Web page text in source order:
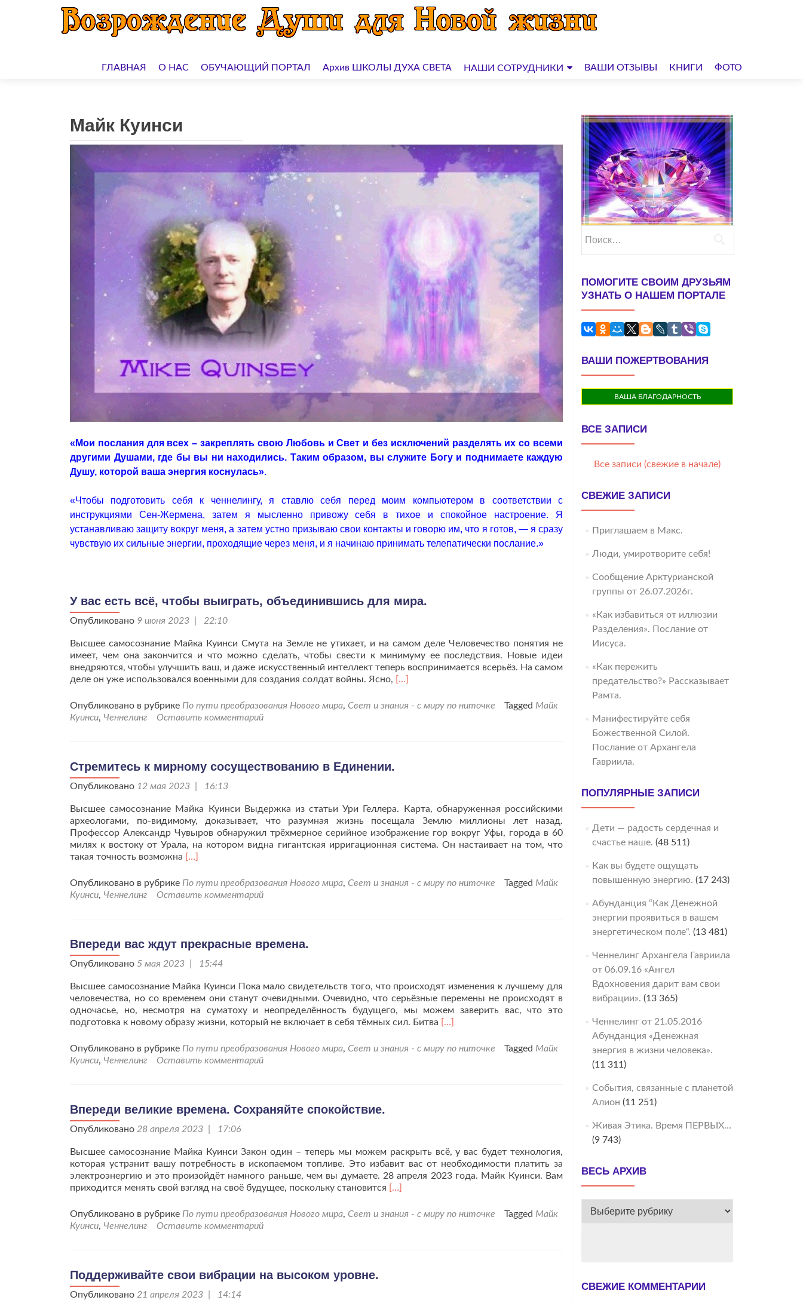
кГЛАВНАЯ О НАС ОБУЧАЮЩИЙ ПОРТАЛ Архив ШКОЛЫ ДУХА СВЕТА НАШИ СОТРУДНИКИ ВАШИ ОТЗЫВЫ КНИГИ ФОТО
Майк Куинси
«Мои послания для всех – закреплять свою Любовь и Свет и без исключений разделять их со всеми
другими Душами, где бы вы ни находились. Таким образом, вы служите Богу и поднимаете каждую
Душу, которой ваша энергия коснулась».
«Чтобы подготовить себя к ченнелингу, я ставлю себя перед моим компьютером в соответствии с
инструкциями Сен-Жермена, затем я мысленно привожу себя в тихое и спокойное настроение. Я
устанавливаю защиту вокруг меня, а затем устно призываю свои контакты и говорю им, что я готов, — я сразу
чувствую их сильные энергии, проходящие через меня, и я начинаю принимать телепатически послание.»
У вас есть всё, чтобы выиграть, объединившись для мира.
Опубликовано 9 июня 2023 | 22:10
Высшее самосознание Майка Куинси Смута на Земле не утихает, и на самом деле Человечество понятия не
имеет, чем она закончится и что можно сделать, чтобы свести к минимуму ее последствия. Новые идеи
внедряются, чтобы улучшить ваш, и даже искусственный интеллект теперь воспринимается всерьёз. На самом
деле он уже использовался военными для создания солдат войны. Ясно, Читать
проУ
[…]
Опубликовано в рубрике По пути преобразования Нового мира, Свет и знания - с миру по ниточке Tagged Майк
Куинси, Ченнелинг Оставить комментарий
Стремитесь к мирному сосуществованию в Единении.
Опубликовано 12 мая 2023 | 16:13
Высшее самосознание Майка Куинси Выдержка из статьи Ури Геллера. Карта, обнаруженная российскими
археологами, по-видимому, доказывает, что разумная жизнь посещала Землю миллионы лет назад.
Профессор Александр Чувыров обнаружил трёхмерное серийное изображение гор вокруг Уфы, города в 60
милях к востоку от Урала, на котором видна гигантская ирригационная система. Он настаивает на том, что
такая точность возможна Читать
проСтремитесь
к
Единении.
[…]
Опубликовано в рубрике По пути преобразования Нового мира, Свет и знания - с миру по ниточке Tagged Майк
Куинси, Ченнелинг Оставить комментарий
Впереди вас ждут прекрасные времена.
Опубликовано 5 мая 2023 | 15:44
Высшее самосознание Майка Куинси Пока мало свидетельств того, что происходят изменения к лучшему для
человечества, но со временем они станут очевидными. Очевидно, что серьёзные перемены не происходят в
одночасье, но, несмотря на суматоху и неопределённость будущего, мы можем заверить вас, что это
подготовка к новому образу жизни, который не включает в себя тёмных сил. Битва Читать
проВпереди
[…]
Опубликовано в рубрике По пути преобразования Нового мира, Свет и знания - с миру по ниточке Tagged Майк
Куинси, Ченнелинг Оставить комментарий
Впереди великие времена. Сохраняйте спокойствие.
Опубликовано 28 апреля 2023 | 17:06
Высшее самосознание Майка Куинси Закон один – теперь мы можем раскрыть всё, у вас будет технология,
которая устранит вашу потребность в ископаемом топливе. Это избавит вас от необходимости платить за
электроэнергию и это произойдёт намного раньше, чем вы думаете. 28 апреля 2023 года. Майк Куинси. Вам
приходится менять свой взгляд на своё будущее, поскольку становится Читать
проВпереди
[…]
Опубликовано в рубрике По пути преобразования Нового мира, Свет и знания - с миру по ниточке Tagged Майк
Куинси, Ченнелинг Оставить комментарий
Поддерживайте свои вибрации на высоком уровне.
Опубликовано 21 апреля 2023 | 14:14
ПОМОГИТЕ СВОИМ ДРУЗЬЯМ
УЗНАТЬ О НАШЕМ ПОРТАЛЕ
ВАШИ ПОЖЕРТВОВАНИЯ
ВАША БЛАГОДАРНОСТЬ
ВСЕ ЗАПИСИ
Все записи (свежие в начале)
СВЕЖИЕ ЗАПИСИ
Приглашаем в Макс.
Люди, умиротворите себя!
Сообщение Арктурианской
группы от 26.07.2026г.
«Как избавиться от иллюзии
Разделения». Послание от
Иисуса.
«Как пережить
предательство?» Рассказывает
Рамта.
Манифестируйте себя
Божественной Силой.
Послание от Архангела
Гавриила.
ПОПУЛЯРНЫЕ ЗАПИСИ
Дети — радость сердечная и
счастье наше. (48 511)
Как вы будете ощущать
повышенную энергию. (17 243)
Абунданция “Как Денежной
энергии проявиться в вашем
энергетическом поле“. (13 481)
Ченнелинг Архангела Гавриила
от 06.09.16 «Ангел
Вдохновения дарит вам свои
вибрации». (13 365)
Ченнелинг от 21.05.2016
Абунданция «Денежная
энергия в жизни человека».
(11 311)
События, связанные с планетой
Алион (11 251)
Живая Этика. Время ПЕРВЫХ…
(9 743)
ВЕСЬ АРХИВ
ВЕСЬ
СВЕЖИЕ КОММЕНТАРИИ